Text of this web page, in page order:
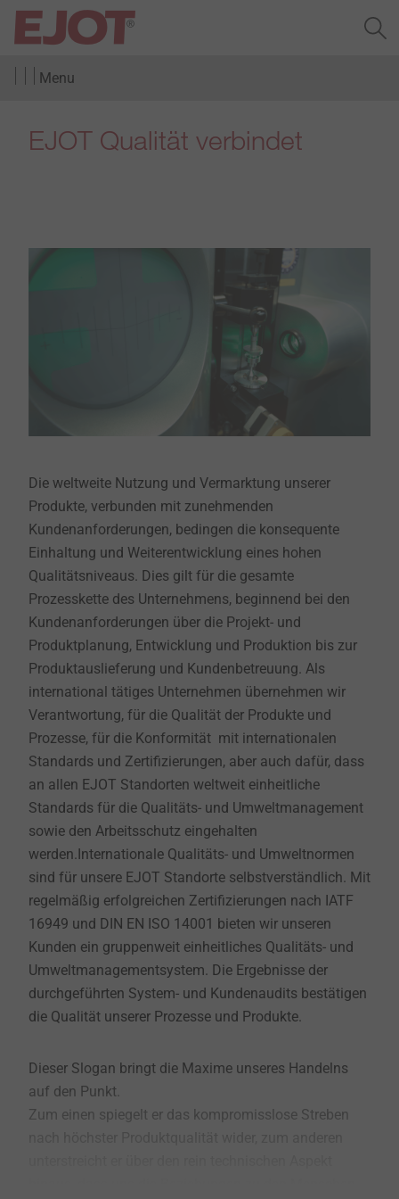
Menu
EJOT Qualität verbindet
Die weltweite Nutzung und Vermarktung unserer
Produkte, verbunden mit zunehmenden
Kundenanforderungen, bedingen die konsequente
Einhaltung und Weiterentwicklung eines hohen
Qualitätsniveaus. Dies gilt für die gesamte
Prozesskette des Unternehmens, beginnend bei den
Kundenanforderungen über die Projekt- und
Produktplanung, Entwicklung und Produktion bis zur
Produktauslieferung und Kundenbetreuung. Als
international tätiges Unternehmen übernehmen wir
Verantwortung, für die Qualität der Produkte und
Prozesse, für die Konformität mit internationalen
Standards und Zertifizierungen, aber auch dafür, dass
an allen EJOT Standorten weltweit einheitliche
Standards für die Qualitäts- und Umweltmanagement
sowie den Arbeitsschutz eingehalten
werden.Internationale Qualitäts- und Umweltnormen
sind für unsere EJOT Standorte selbstverständlich. Mit
regelmäßig erfolgreichen Zertifizierungen nach IATF
16949 und DIN EN ISO 14001 bieten wir unseren
Kunden ein gruppenweit einheitliches Qualitäts- und
Umweltmanagementsystem. Die Ergebnisse der
durchgeführten System- und Kundenaudits bestätigen
die Qualität unserer Prozesse und Produkte.
Dieser Slogan bringt die Maxime unseres Handelns
auf den Punkt.
Zum einen spiegelt er das kompromisslose Streben